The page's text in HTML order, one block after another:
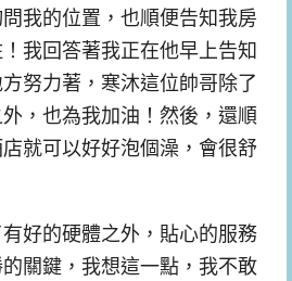
我的位置，也順便告知我房
我回答著我正在他早上告知
努力著，寒沐這位帥哥除了
，也為我加油！然後，還順
就可以好好泡個澡，會很舒
好的硬體之外，貼心的服務
關鍵，我想這一點，我不敢